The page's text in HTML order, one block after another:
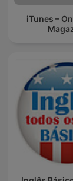
iTunes –